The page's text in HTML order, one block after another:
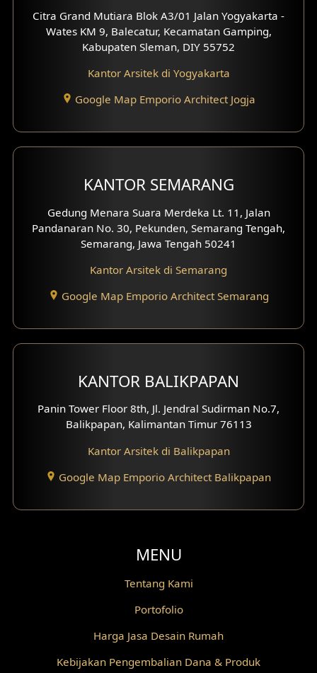
Citra Grand Mutiara Blok A3/01 Jalan Yogyakarta -
Wates KM 9, Balecatur, Kecamatan Gamping,
Kabupaten Sleman, DIY 55752
Kantor Arsitek di Yogyakarta
Google Map Emporio Architect Jogja
KANTOR SEMARANG
Gedung Menara Suara Merdeka Lt. 11, Jalan
Pandanaran No. 30, Pekunden, Semarang Tengah,
Semarang, Jawa Tengah 50241
Kantor Arsitek di Semarang
Google Map Emporio Architect Semarang
KANTOR BALIKPAPAN
Panin Tower Floor 8th, Jl. Jendral Sudirman No.7,
Balikpapan, Kalimantan Timur 76113
Kantor Arsitek di Balikpapan
Google Map Emporio Architect Balikpapan
MENU
Tentang Kami
Portofolio
Harga Jasa Desain Rumah
Kebijakan Pengembalian Dana & Produk